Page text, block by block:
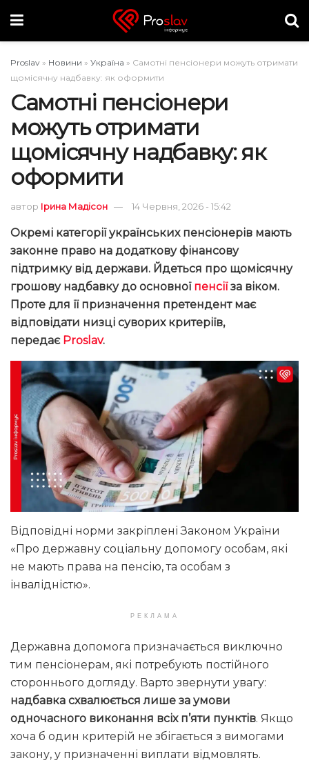
Proslav » Новини » Україна » Самотні пенсіонери можуть отримати
щомісячну надбавку: як оформити
Самотні пенсіонери
можуть отримати
щомісячну надбавку: як
оформити
автор Ірина Мадісон 14 Червня, 2026 - 15:42
Окремі категорії українських пенсіонерів мають
законне право на додаткову фінансову
підтримку від держави. Йдеться про щомісячну
грошову надбавку до основної пенсіїза віком.
Проте для її призначення претендент має
відповідати низці суворих критеріїв,
передає Proslav.
Відповідні норми закріплені Законом України
«Про державну соціальну допомогу особам, які
не мають права на пенсію, та особам з
інвалідністю».
РЕКЛАМА
Державна допомога призначається виключно
тим пенсіонерам, які потребують постійного
стороннього догляду. Варто звернути увагу:
надбавка схвалюється лише за умови
одночасного виконання всіх п’яти пунктів. Якщо
хоча б один критерій не збігається з вимогами
закону, у призначенні виплати відмовлять.